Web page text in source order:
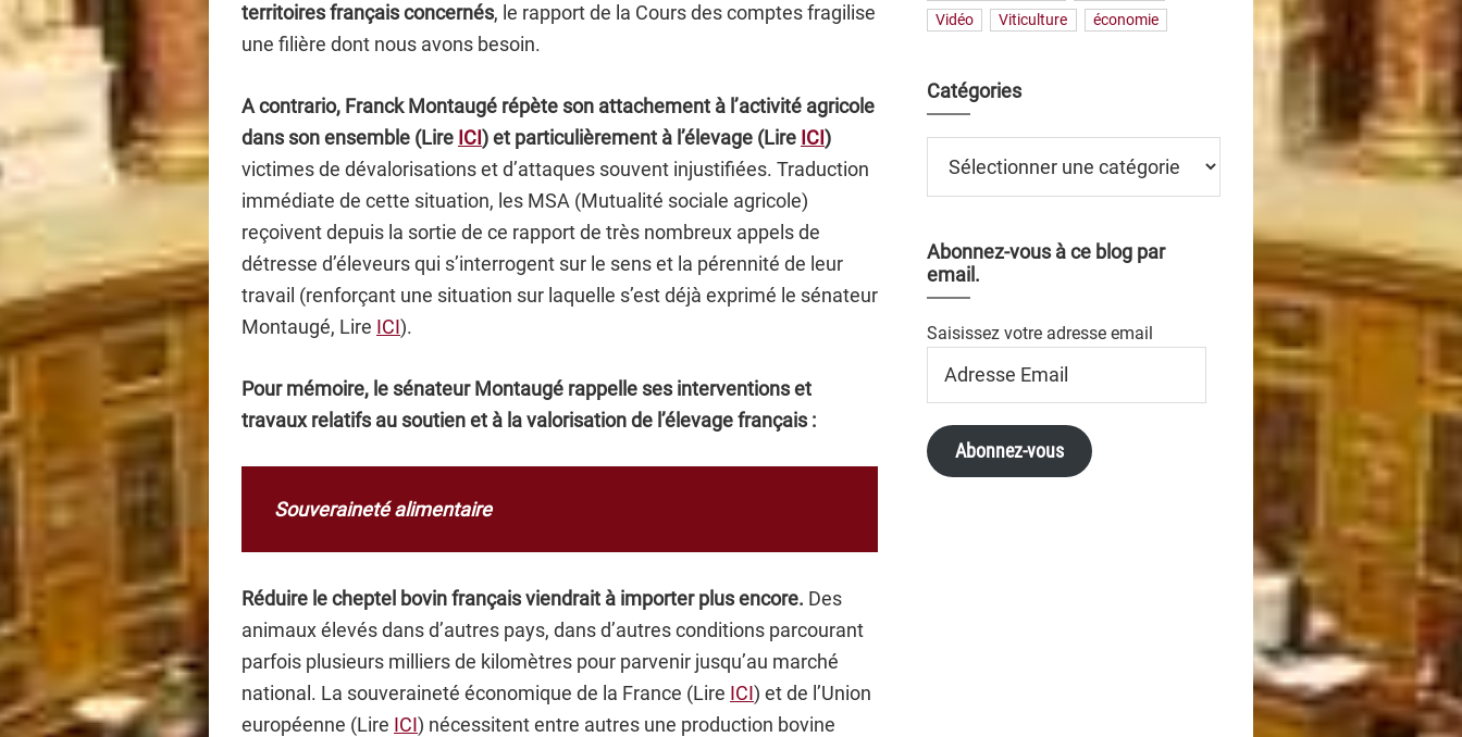
territoires français concernés, le rapport de la Cours des comptes fragilise
une filière dont nous avons besoin.
A contrario, Franck Montaugé répète son attachement à l’activité agricole
dans son ensemble (Lire ICI) et particulièrement à l’élevage (Lire ICI)
victimes de dévalorisations et d’attaques souvent injustifiées. Traduction
immédiate de cette situation, les MSA (Mutualité sociale agricole)
reçoivent depuis la sortie de ce rapport de très nombreux appels de
détresse d’éleveurs qui s’interrogent sur le sens et la pérennité de leur
travail (renforçant une situation sur laquelle s’est déjà exprimé le sénateur
Montaugé, Lire ICI).
Pour mémoire, le sénateur Montaugé rappelle ses interventions et
travaux relatifs au soutien et à la valorisation de l’élevage français :
Souveraineté alimentaire
Réduire le cheptel bovin français viendrait à importer plus encore. Des
animaux élevés dans d’autres pays, dans d’autres conditions parcourant
parfois plusieurs milliers de kilomètres pour parvenir jusqu’au marché
national. La souveraineté économique de la France (Lire ICI) et de l’Union
européenne (Lire ICI) nécessitent entre autres une production bovine
Vidéo
Viticulture économie
Catégories
Abonnez-vous à ce blog par
email.
Saisissez votre adresse email
Email
Abonnez-vous